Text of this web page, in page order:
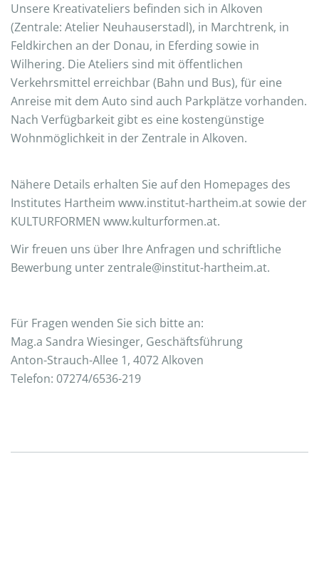
Unsere Kreativateliers befinden sich in Alkoven
(Zentrale: Atelier Neuhauserstadl), in Marchtrenk, in
Feldkirchen an der Donau, in Eferding sowie in
Wilhering. Die Ateliers sind mit öffentlichen
Verkehrsmittel erreichbar (Bahn und Bus), für eine
Anreise mit dem Auto sind auch Parkplätze vorhanden.
Nach Verfügbarkeit gibt es eine kostengünstige
Wohnmöglichkeit in der Zentrale in Alkoven.
Nähere Details erhalten Sie auf den Homepages des
Institutes Hartheim www.institut-hartheim.at sowie der
KULTURFORMEN www.kulturformen.at.
Wir freuen uns über Ihre Anfragen und schriftliche
Bewerbung unter zentrale@institut-hartheim.at.
Für Fragen wenden Sie sich bitte an:
Mag.a Sandra Wiesinger, Geschäftsführung
Anton-Strauch-Allee 1, 4072 Alkoven
Telefon: 07274/6536-219